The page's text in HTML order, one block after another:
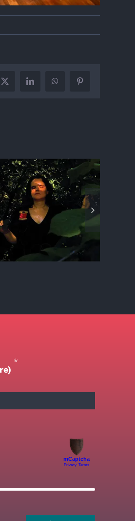
X LinkedInWhatsAppPinterest
LA CONFUIRENCE
» Cie Le Grillon
électrique
*